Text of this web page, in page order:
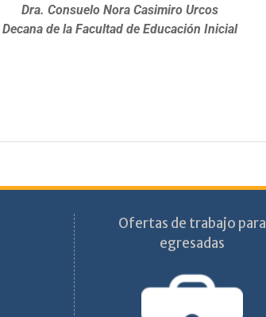
Dra. Consuelo Nora Casimiro Urcos
Decana de la Facultad de Educación Inicial
Ofertas de trabajo para
egresadas